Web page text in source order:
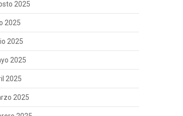
2025
2025
2025
2025
2025
2025